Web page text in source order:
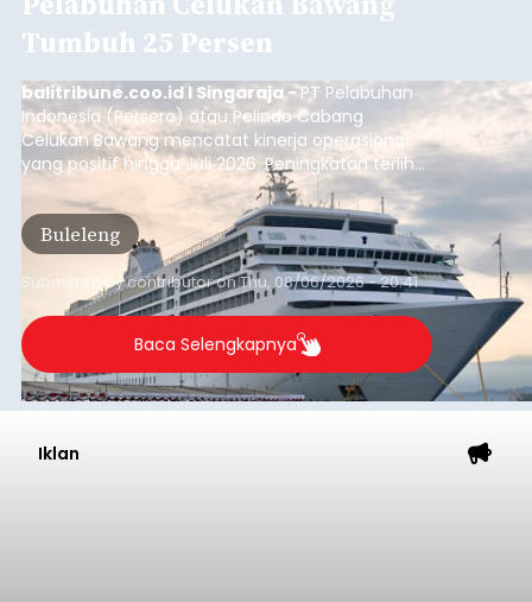
Tumbuh 25 Persen
balitribune.coo.id I Singaraja -PT Pelabuhan
Indonesia (Persero) atau Pelindo Cabang
Celukan Bawang mencatat kinerja operasional
yang positif hingga Juli 2026. Peningkatan terlihat
dari arus kapal yang mencapai 1,48 juta Gross
Tonnage (GT), atau tumbuh 12,4 persen
dibandingkan periode yang sama tahun lalu
yang tercatat sebesar 1,32 juta GT.
Buleleng
Submitted bycontributoronThu, 08/06/2026 - 20:41
Baca Selengkapnya
Iklan